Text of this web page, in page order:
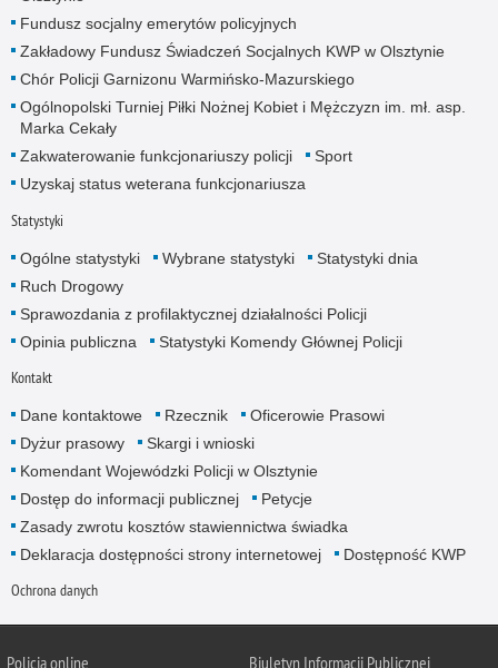
Fundusz socjalny emerytów policyjnych
Zakładowy Fundusz Świadczeń Socjalnych KWP w Olsztynie
Chór Policji Garnizonu Warmińsko-Mazurskiego
Ogólnopolski Turniej Piłki Nożnej Kobiet i Mężczyzn im. mł. asp.
Marka Cekały
Zakwaterowanie funkcjonariuszy policji
Sport
Uzyskaj status weterana funkcjonariusza
Statystyki
Ogólne statystyki Wybrane statystyki
Statystyki dnia
Ruch Drogowy
Sprawozdania z profilaktycznej działalności Policji
Opinia publiczna
Statystyki Komendy Głównej Policji
Kontakt
Dane kontaktowe Rzecznik
Oficerowie Prasowi
Dyżur prasowy
Skargi i wnioski
Komendant Wojewódzki Policji w Olsztynie
Dostęp do informacji publicznej
Petycje
Zasady zwrotu kosztów stawiennictwa świadka
Deklaracja dostępności strony internetowej
Dostępność KWP
Ochrona danych
Policja online Biuletyn Informacji Publicznej